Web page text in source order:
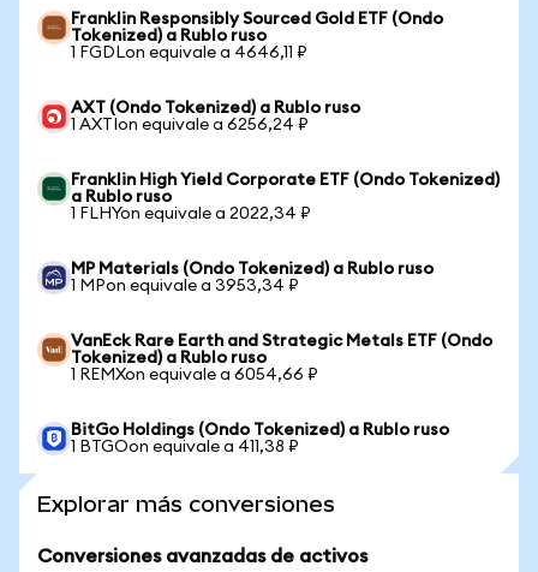
Franklin Responsibly Sourced Gold ETF (Ondo
Tokenized) a Rublo ruso
1 FGDLon equivale a 4646,11 ₽
AXT (Ondo Tokenized) a Rublo ruso
1 AXTIon equivale a 6256,24 ₽
Franklin High Yield Corporate ETF (Ondo Tokenized)
a Rublo ruso
1 FLHYon equivale a 2022,34 ₽
MP Materials (Ondo Tokenized) a Rublo ruso
1 MPon equivale a 3953,34 ₽
VanEck Rare Earth and Strategic Metals ETF (Ondo
Tokenized) a Rublo ruso
1 REMXon equivale a 6054,66 ₽
BitGo Holdings (Ondo Tokenized) a Rublo ruso
1 BTGOon equivale a 411,38 ₽
Explorar más conversiones
Conversiones avanzadas de activos